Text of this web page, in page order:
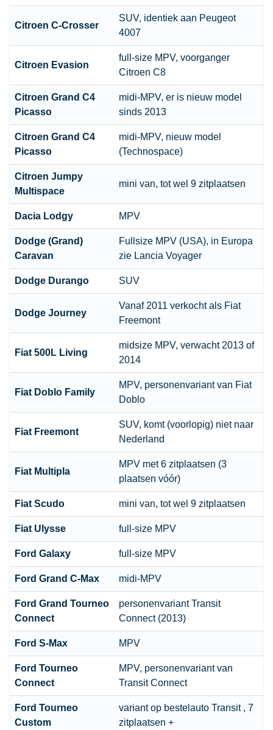
Citroen C-Crosser
SUV, identiek aan Peugeot
4007
Citroen Evasion
full-size MPV, voorganger
Citroen C8
Citroen Grand C4
Picasso
midi-MPV, er is nieuw model
sinds 2013
Citroen Grand C4
Picasso
midi-MPV, nieuw model
(Technospace)
Citroen Jumpy
Multispace
mini van, tot wel 9 zitplaatsen
Dacia Lodgy MPV
Dodge (Grand)
Caravan
Fullsize MPV (USA), in Europa
zie Lancia Voyager
Dodge Durango SUV
Dodge Journey
Vanaf 2011 verkocht als Fiat
Freemont
Fiat 500L Living
midsize MPV, verwacht 2013 of
2014
Fiat Doblo Family
MPV, personenvariant van Fiat
Doblo
Fiat Freemont
SUV, komt (voorlopig) niet naar
Nederland
Fiat Multipla
MPV met 6 zitplaatsen (3
plaatsen vóór)
Fiat Scudo mini van, tot wel 9 zitplaatsen
Fiat Ulysse full-size MPV
Ford Galaxy full-size MPV
Ford Grand C-Max midi-MPV
Ford Grand Tourneo
Connect
personenvariant Transit
Connect (2013)
Ford S-Max MPV
Ford Tourneo
Connect
MPV, personenvariant van
Transit Connect
Ford Tourneo
Custom
variant op bestelauto Transit , 7
zitplaatsen +